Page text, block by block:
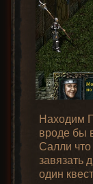
Находим
вроде бы
Салли
завязать
один